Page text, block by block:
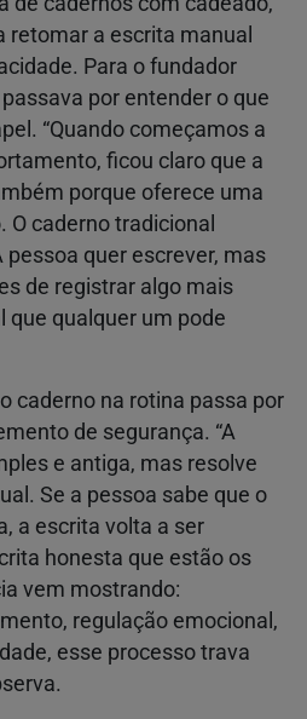
retomar a escrita manual
Para o fundador
por entender o que
“Quando começamos a
ficou claro que a
porque oferece uma
O caderno tradicional
quer escrever, mas
de registrar algo mais
qualquer um pode
caderno na rotina passa por
de segurança. “A
e antiga, mas resolve
Se a pessoa sabe que o
a escrita volta a ser
honesta que estão os
vem mostrando:
regulação emocional,
esse processo trava